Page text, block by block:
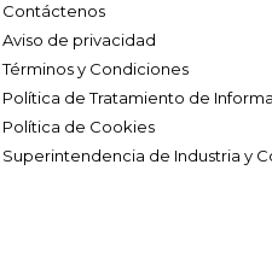
Contáctenos
Aviso de privacidad
Términos y Condiciones
Política de Tratamiento de
Política de Cookies
Superintendencia de Industria y